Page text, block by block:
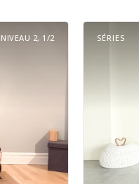
NIVEAU 2, 1/2 SÉRIES